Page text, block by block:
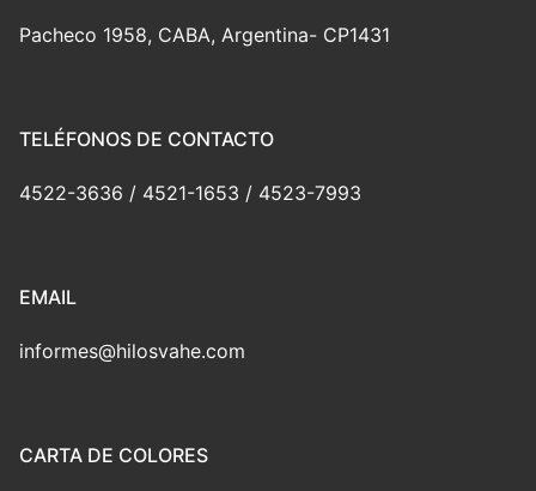
Pacheco 1958, CABA, Argentina- CP1431
TELÉFONOS DE CONTACTO
4522-3636 / 4521-1653 / 4523-7993
EMAIL
informes@hilosvahe.com
CARTA DE COLORES